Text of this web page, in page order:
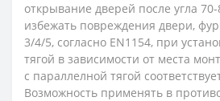
открывание дверей после угла 70-
избежать повреждения двери,
3/4/5, согласно EN1154, при
тягой в зависимости от места
с параллелной тягой
Возможность применять в